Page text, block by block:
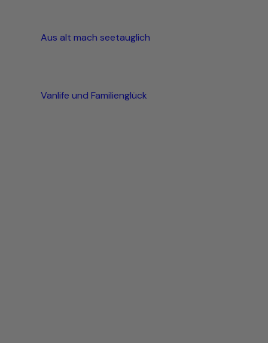
Aus alt mach seetauglich
Vanlife und Familienglück